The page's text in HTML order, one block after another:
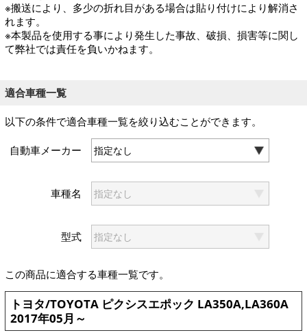
※搬送により、多少の折れ目がある場合は貼り付けにより解消さ
れます。
※本製品を使用する事により発生した事故、破損、損害等に関し
て弊社では責任を負いかねます。
適合車種一覧
以下の条件で適合車種一覧を絞り込むことができます。
自動車メーカー
車種名
型式
この商品に適合する車種一覧です。
トヨタ/TOYOTA ピクシスエポック LA350A,LA360A
2017年05月～